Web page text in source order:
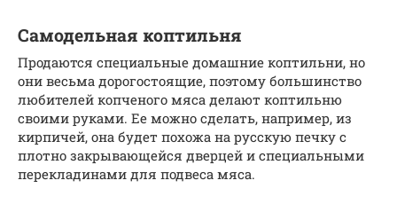
Самодельная коптильня
Продаются специальные домашние коптильни, но
они весьма дорогостоящие, поэтому большинство
любителей копченого мяса делают коптильню
своими руками. Ее можно сделать, например, из
кирпичей, она будет похожа на русскую печку с
плотно закрывающейся дверцей и специальными
перекладинами для подвеса мяса.